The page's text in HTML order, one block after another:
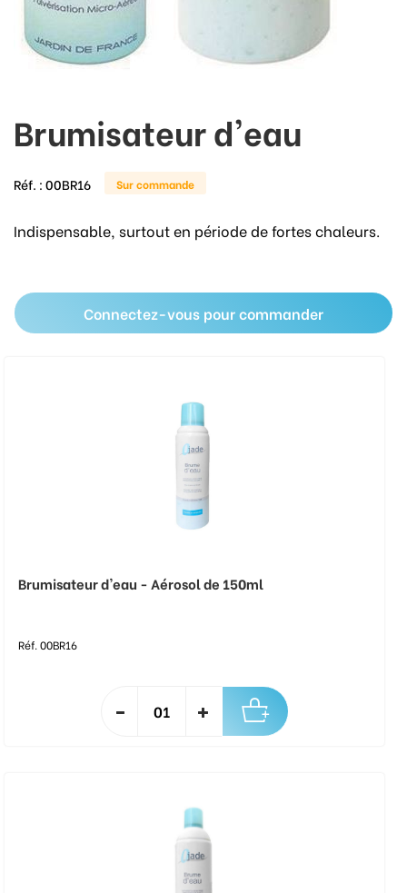
Brumisateur d'eau
Réf. :00BR16 Sur commande
Indispensable, surtout en période de fortes chaleurs.
Connectez-vous pour commander
Brumisateur d'eau - Aérosol de 150ml
Réf. 00BR16